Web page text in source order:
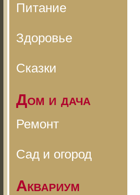
Питание
Здоровье
Сказки
Дом и дача
Ремонт
Сад и огород
Аквариум